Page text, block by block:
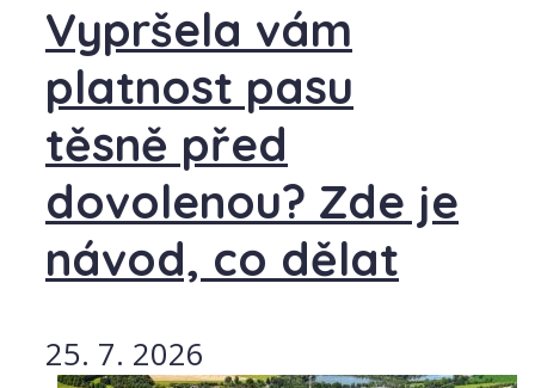
Vypršela vám
platnost pasu
těsně před
dovolenou? Zde je
návod, co dělat
25. 7. 2026